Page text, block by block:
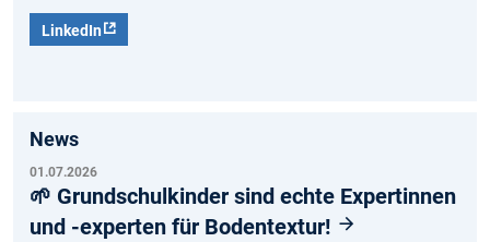
LinkedIn
News
01.07.2026
🌱 Grundschulkinder sind echte Expertinnen
und -experten für Bodentextur!